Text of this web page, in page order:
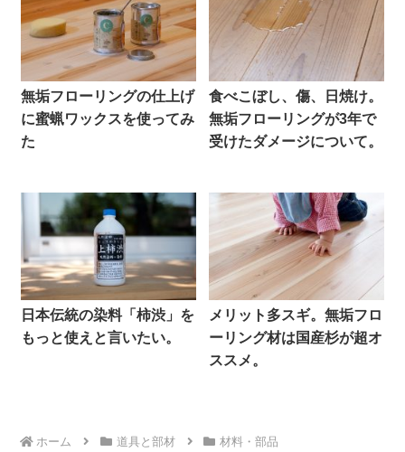
無垢フローリングの仕上げ
に蜜蝋ワックスを使ってみ
た
食べこぼし、傷、日焼け。
無垢フローリングが3年で
受けたダメージについて。
日本伝統の染料「柿渋」を
もっと使えと言いたい。
メリット多スギ。無垢フロ
ーリング材は国産杉が超オ
ススメ。
ホーム 道具と部材 材料・部品